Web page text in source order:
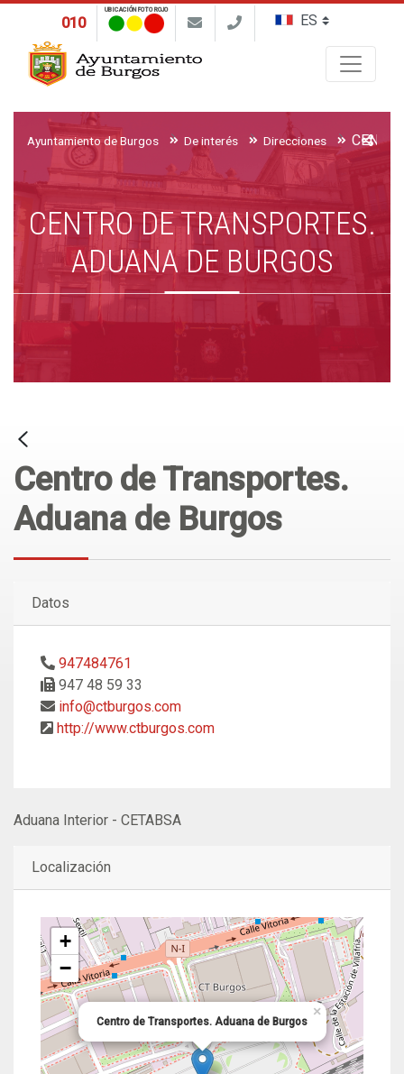
010
UBICACIÓN FOTO ROJO
Ayuntamiento de Burgos De interés Direcciones
CENTRO DE TRANSPORTES.
ADUANA DE BURGOS
Centro de Transportes.
Aduana de Burgos
Datos
947484761
947 48 59 33
info@ctburgos.com
http://www.ctburgos.com
Aduana Interior - CETABSA
Localización
Centro de Transportes. Aduana de Burgos
×
+
−